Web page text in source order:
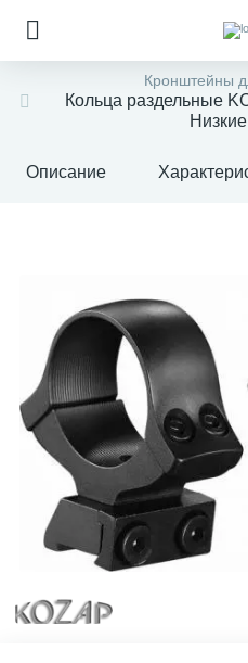
Кронштейны
Кольца раздельные
Описание